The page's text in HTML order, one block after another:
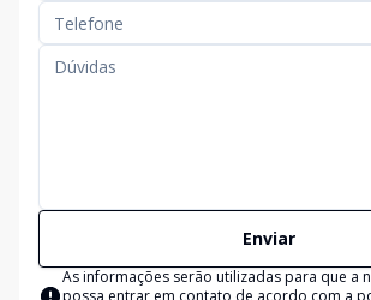
Enviar
As informações serão utilizadas para que a
possa entrar em contato de acordo com a